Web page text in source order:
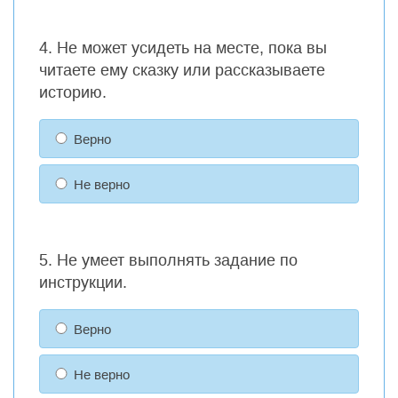
4. Не может усидеть на месте, пока вы
читаете ему сказку или рассказываете
историю.
Верно
Не верно
5. Не умеет выполнять задание по
инструкции.
Верно
Не верно